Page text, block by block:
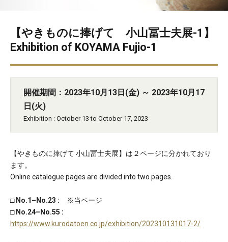
【やきものに捧げて 小山冨士夫展-1】
Exhibition of KOYAMA Fujio-1
開催期間：2023年10月13日(金) ～ 2023年10月17
日(火)
Exhibition : October 13 to October 17, 2023
【やきものに捧げて 小山冨士夫展】は２ページに分かれており
ます。
Online catalogue pages are divided into two pages.
□ No.1–No.23 : ※当ページ
□ No.24–No.55 :
https://www.kurodatoen.co.jp/exhibition/202310131017-2/‎